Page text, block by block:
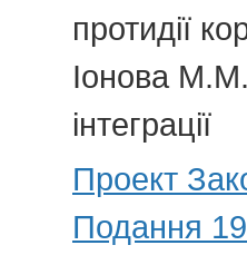
протидії
Іонова М.М.
інтеграції
Проект
Подання